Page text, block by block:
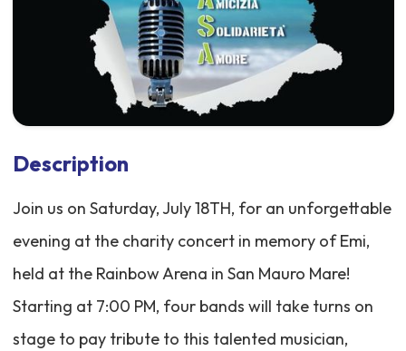
Description
Join us on Saturday, July 18TH, for an unforgettable
evening at the charity concert in memory of Emi,
held at the Rainbow Arena in San Mauro Mare!
Starting at 7:00 PM, four bands will take turns on
stage to pay tribute to this talented musician,